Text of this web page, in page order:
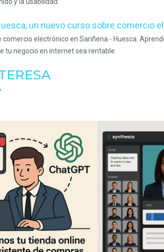
un nuevo curso sobre comercio
comercio electrónico en Sariñena - Huesca.
tu negocio en internet sea rentable.